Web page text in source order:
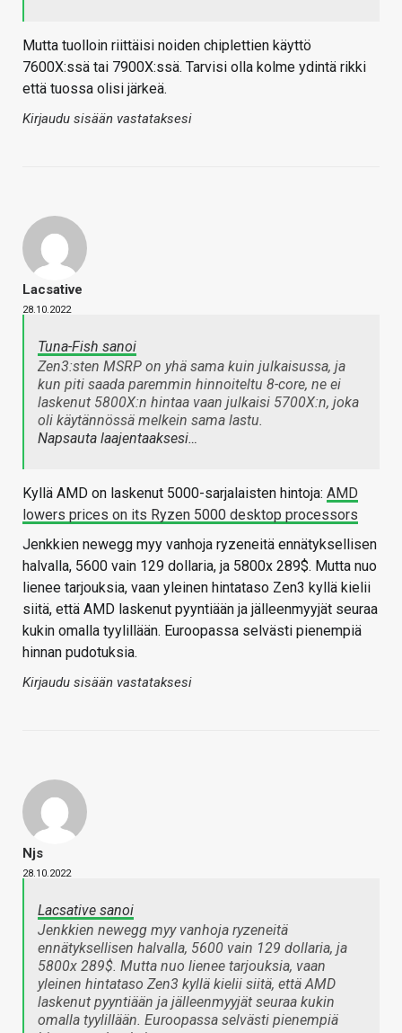
Mutta tuolloin riittäisi noiden chiplettien käyttö
7600X:ssä tai 7900X:ssä. Tarvisi olla kolme ydintä rikki
että tuossa olisi järkeä.
Kirjaudu sisään vastataksesi
Lacsative
28.10.2022
Tuna-Fish sanoi
Zen3:sten MSRP on yhä sama kuin julkaisussa, ja
kun piti saada paremmin hinnoiteltu 8-core, ne ei
laskenut 5800X:n hintaa vaan julkaisi 5700X:n, joka
oli käytännössä melkein sama lastu.
Napsauta laajentaaksesi…
Kyllä AMD on laskenut 5000-sarjalaisten hintoja: AMD
lowers prices on its Ryzen 5000 desktop processors
Jenkkien newegg myy vanhoja ryzeneitä ennätyksellisen
halvalla, 5600 vain 129 dollaria, ja 5800x 289$. Mutta nuo
lienee tarjouksia, vaan yleinen hintataso Zen3 kyllä kielii
siitä, että AMD laskenut pyyntiään ja jälleenmyyjät seuraa
kukin omalla tyylillään. Euroopassa selvästi pienempiä
hinnan pudotuksia.
Kirjaudu sisään vastataksesi
Njs
28.10.2022
Lacsative sanoi
Jenkkien newegg myy vanhoja ryzeneitä
ennätyksellisen halvalla, 5600 vain 129 dollaria, ja
5800x 289$. Mutta nuo lienee tarjouksia, vaan
yleinen hintataso Zen3 kyllä kielii siitä, että AMD
laskenut pyyntiään ja jälleenmyyjät seuraa kukin
omalla tyylillään. Euroopassa selvästi pienempiä